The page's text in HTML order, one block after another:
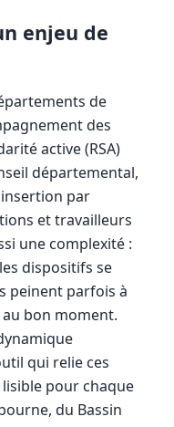
enjeu de
de
des
active (RSA)
départemental,
par
et travailleurs
une complexité :
dispositifs se
peinent parfois à
bon moment.
qui relie ces
pour chaque
du Bassin